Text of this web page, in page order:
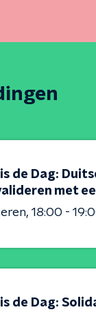
de Dag:
met
18:00 -
de Dag: